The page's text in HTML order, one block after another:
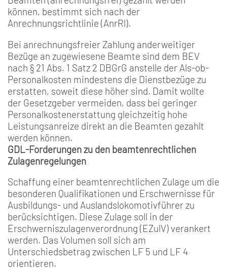
können, bestimmt sich nach der
Anrechnungsrichtlinie (AnrRl).
Bei anrechnungsfreier Zahlung anderweitiger
Bezüge an zugewiesene Beamte sind dem BEV
nach § 21 Abs. 1 Satz 2 DBGrG anstelle der Als-ob-
Personalkosten mindestens die Dienstbezüge zu
erstatten, soweit diese höher sind. Damit wollte
der Gesetzgeber vermeiden, dass bei geringer
Personalkostenerstattung gleichzeitig hohe
Leistungsanreize direkt an die Beamten gezahlt
werden können.
GDL-Forderungen zu den beamtenrechtlichen
Zulagenregelungen
Schaffung einer beamtenrechtlichen Zulage um die
besonderen Qualifikationen und Erschwernisse für
Ausbildungs- und Auslandslokomotivführer zu
berücksichtigen. Diese Zulage soll in der
Erschwerniszulagenverordnung (EZulV) verankert
werden. Das Volumen soll sich am
Unterschiedsbetrag zwischen LF 5 und LF 4
orientieren.